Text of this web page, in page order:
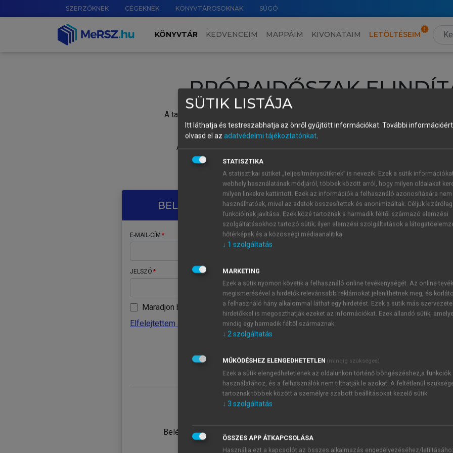
SZERZŐKNEK CÉGEKNEK KÖNYVTÁROSOKNAK SÚGÓ
KÖNYVTÁR KEDVENCEIM MAPPÁIM KIVONATAIM LETÖLTÉSEIM
PRÓBAIDŐSZAK
A tartalom megtekintéséhez lépj be a saját fiókoddal, iskolai azonosítóddal vagy
Új felhasználóként1 óra díjmentes hozzáférésrevagy
A próbaidőszak elindításához,
vagy hozz
A regisztráció után a
BELÉPÉS SAJÁT FIÓKKAL
E-MAIL-CÍM
JELSZÓ
Maradjon belépve
Elfelejtettem a jelszavamat
Belépés intézményi azonosítóval
ÚJ FIÓK
1 óra
JELSZÓ
Kérek értesítést a MeRSZ
Kérek értesítést az
SÜTIK LISTÁJA
Itt láthatja és testreszabhatja az önről gyűjtött információkat. További
olvasd el az adatvédelmi tájékoztatónkat.
STATISZTIKA
A statisztikai sütiket „teljesítménysütiknek” is nevezik. Ezek a sütik
webhely használatának módjáról, többek között arról, hogy milyen oldalakat
milyen linkekre kattintott. Ezek az információk a felhasználó azonosítására nem
használhatóak, mivel az adatok összesítettek és anonimizáltak. Céljuk
funkcióinak javítása. Ezek közé tartoznak a harmadik féltől származó elemzési
szolgáltatásokhoz tartozó sütik; ilyen elemzési szolgáltatások a
hőtérképek és a közösségi médiaanalitika.
↓ 1 szolgáltatás
MARKETING
Ezek a sütik nyomon követik a felhasználó online tevékenységét. Az online
megismerésével a hirdetők relevánsabb reklámokat jeleníthetnek meg, és
a felhasználó hány alkalommal láthat egy hirdetést. Ezek a sütik más
hirdetőkkel is megoszthatják ezeket az információkat. Ezek állandó sütik,
mindig egy harmadik féltől származnak.
↓ 2szolgáltatás
MŰKÖDÉSHEZ ELENGEDHETETLEN (mindig szükséges)
Ezek a sütik elengedhetetlenek az oldalunkon történő böngészéshez,a funkciók
használatához, és a felhasználók nem tilthatják le azokat. A feltétlenül
tartoznak többek között a személyre szabott beállításokat kezelő sütik.
↓ 3 szolgáltatás
ÖSSZES APP ÁTKAPCSOLÁSA
Használja ezt a kapcsolót az összes alkalmazás engedélyezéséhez/